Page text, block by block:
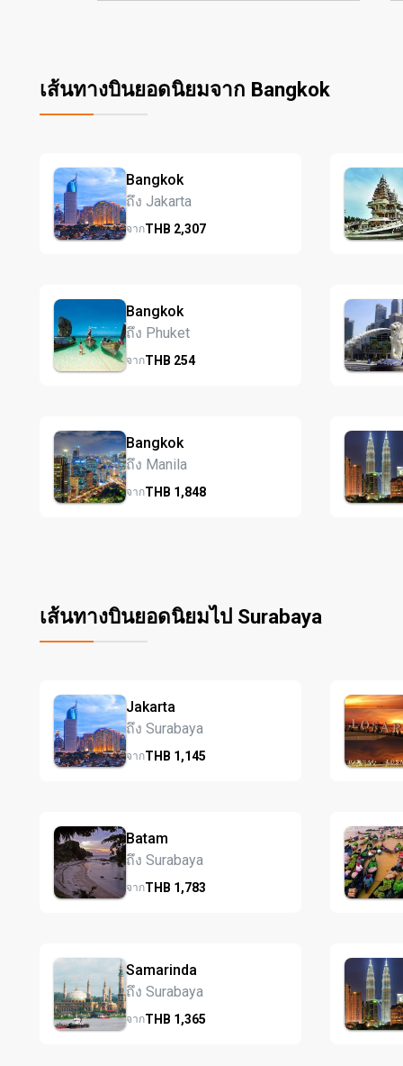
เส้นทางบินยอดนิยมจาก Bangkok
Bangkok
ถึง Jakarta
จากTHB 2,307
Bangkok
ถึง Phuket
จากTHB 254
Bangkok
ถึง Manila
จากTHB 1,848
เส้นทางบินยอดนิยมไป Surabaya
Jakarta
ถึง Surabaya
จากTHB 1,145
Batam
ถึง Surabaya
จากTHB 1,783
Samarinda
ถึง Surabaya
จากTHB 1,365